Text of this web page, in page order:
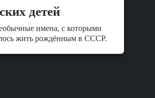
детей
имена, с которыми
жить рождённым в СССР.